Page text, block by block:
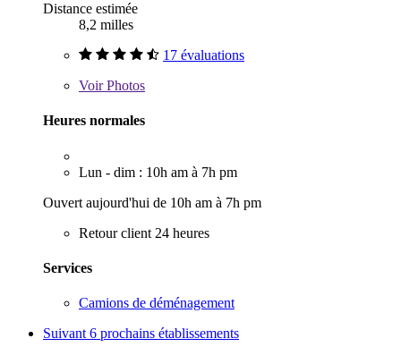
Distance estimée
8,2 milles
17 évaluations
VoirPhotos
Heures normales
Lun - dim : 10h am à 7h pm
Ouvert aujourd'hui de 10h am à 7h pm
Retour client 24 heures
Services
Camions de déménagement
Suivant 6 prochains établissements